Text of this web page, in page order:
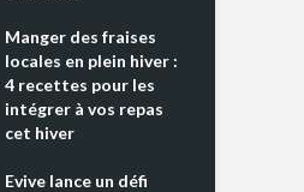
Manger des fraises
locales en plein hiver :
4 recettes pour les
intégrer à vos repas
cet hiver
Evive lance un défi